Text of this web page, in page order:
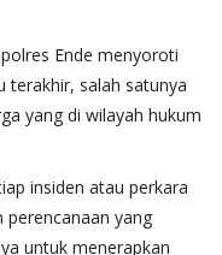
Ende menyoroti
terakhir, salah satunya
yang di wilayah hukum
insiden atau perkara
perencanaan yang
untuk menerapkan